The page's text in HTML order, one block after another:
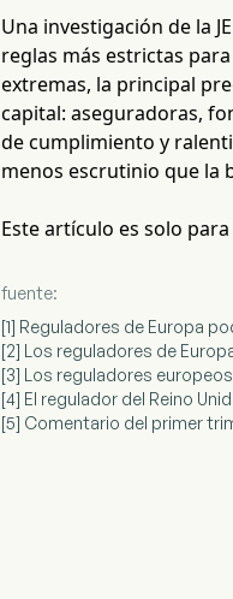
Una investigación de la
reglas más estrictas
extremas, la principal
capital: aseguradoras,
de cumplimiento y
menos escrutinio que la
Este artículo es solo
fuente:
[1] Reguladores de Europa
[2] Los reguladores de
[3] Los reguladores
[4] El regulador del Reino
[5] Comentario del primer